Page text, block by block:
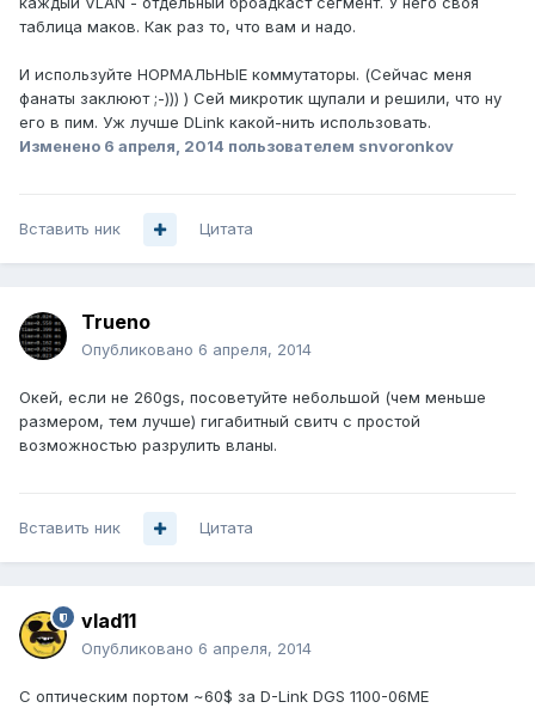
таблица маков. Как раз то, что вам и надо.
И используйте НОРМАЛЬНЫЕ коммутаторы. (Сейчас меня
фанаты заклюют ;-))) ) Сей микротик щупали и решили, что ну
его в пим. Уж лучше DLink какой-нить использовать.
Изменено 6 апреля, 2014 пользователем snvoronkov
Вставить ник Цитата
Trueno
Опубликовано 6 апреля, 2014
Окей, если не 260gs, посоветуйте небольшой (чем меньше
размером, тем лучше) гигабитный свитч с простой
возможностью разрулить вланы.
Вставить ник Цитата
vlad11
Опубликовано 6 апреля, 2014
C оптическим портом ~60$ за D-Link DGS 1100-06МЕ